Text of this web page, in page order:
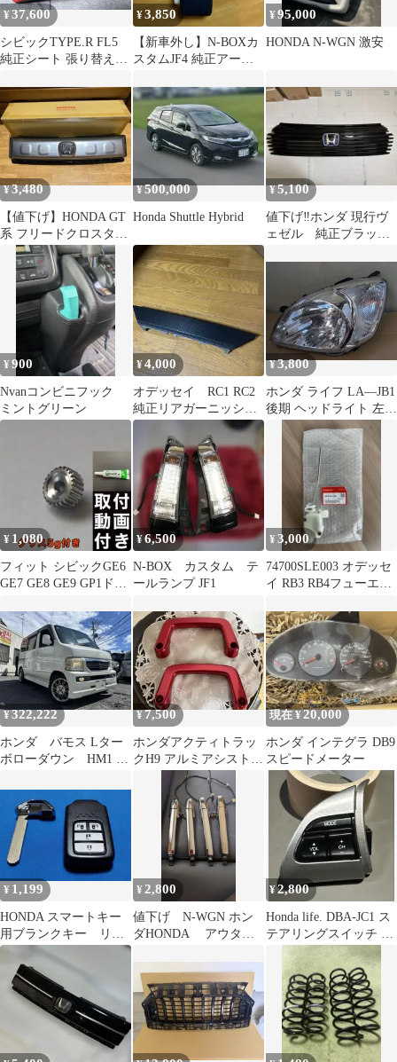
¥37,600
シビックTYPE.R FL5
純正シート 張り替え用
¥3,850
【新車外し】N-BOXカ
スタムJF4 純正アーム
¥95,000
HONDA N-WGN 激安
¥3,480
【値下げ】HONDA GT
系 フリードクロスター
純正 フロントグリル
¥500,000
Honda Shuttle Hybrid
¥5,100
値下げ‼️ホンダ 現行ヴ
ェゼル 純正ブラック
¥900
Nvanコンビニフック
ミントグリーン
¥4,000
オデッセイ RC1 RC2
純正リアガーニッシ
ュ カーボン仕様
¥3,800
ホンダ ライフ LA―JB1
後期 ヘッドライト 左 L
のみ
¥ 1,080
フィット シビックGE6
GE7 GE8 GE9 GP1ドア
¥6,500
N-BOX カスタム テ
ールランプ JF1
¥3,000
74700SLE003 オデッセ
イ RB3 RB4フューエ
¥322,222
ホンダ バモス Lター
ボローダウン HM1 軽
¥7,500
ホンダアクティトラッ
クH9 アルミアシストグ
リップガーニッシュカ
バー赤
現在 ¥20,000
ホンダ インテグラ DB9
スピードメーター
¥ 1,199
HONDA スマートキー
用ブランクキー リモ
コン・エントリー・物
理鍵
¥ 2,800
値下げ N-WGN ホン
ダHONDA アウター
¥2,800
Honda life. DBA-JC1 ス
テアリングスイッチ コ
ントロール